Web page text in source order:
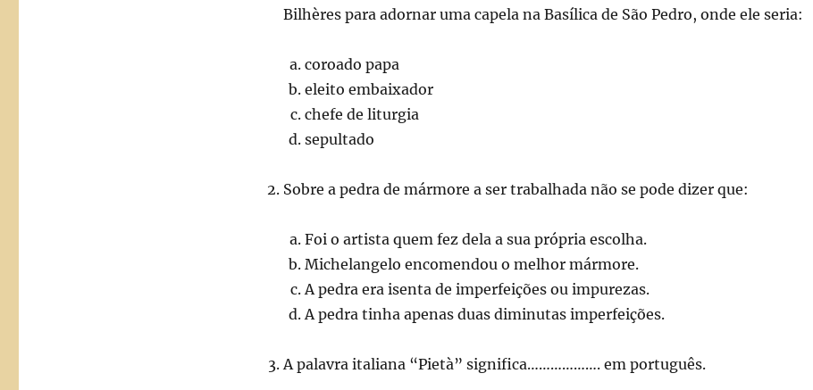
Bilhères para adornar uma capela na Basílica de São Pedro, onde ele seria:
coroado papa
eleito embaixador
chefe de liturgia
sepultado
Sobre a pedra de mármore a ser trabalhada não se pode dizer que:
Foi o artista quem fez dela a sua própria escolha.
Michelangelo encomendou o melhor mármore.
A pedra era isenta de imperfeições ou impurezas.
A pedra tinha apenas duas diminutas imperfeições.
A palavra italiana “Pietà” significa………………. em português.